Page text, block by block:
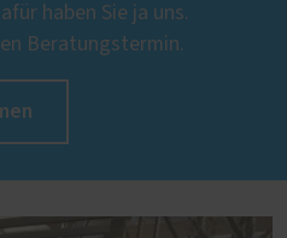
haben Sie ja uns.
Beratungstermin.